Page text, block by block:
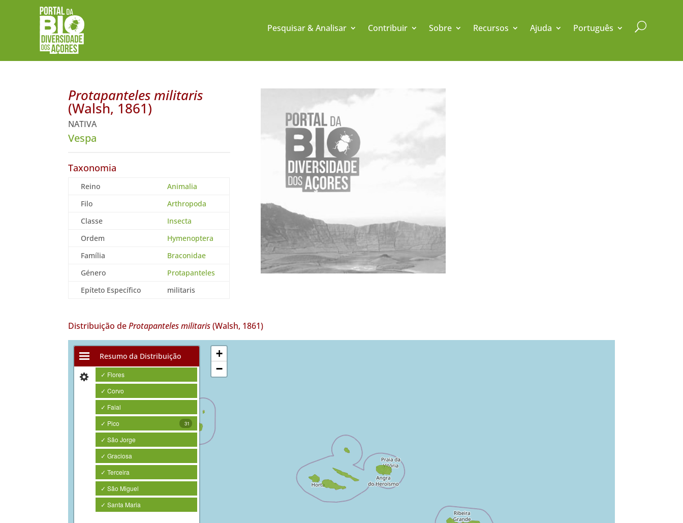
Pesquisar & Analisar Contribuir Sobre Recursos Ajuda Português U
Protapanteles militaris
(Walsh, 1861)
NATIVA
Vespa
Taxonomia
Reino
Animalia
Filo
Arthropoda
Classe
Insecta
Ordem
Hymenoptera
Família
Braconidae
Género
Protapanteles
Epíteto Específico
militaris
Distribuição deProtapanteles militaris(Walsh, 1861)
Resumo da Distribuição
✓ Flores
✓ Corvo
✓ Faial
✓ Pico
31
✓ São Jorge
✓ Graciosa
✓ Terceira
✓ São Miguel
✓ Santa Maria
+
−